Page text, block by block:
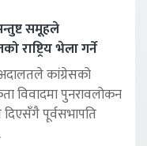
समूहले
राष्ट्रिय भेला गर्ने
कांग्रेसको
विवादमा पुनरावलोकन
दिएसँगै पूर्वसभापति